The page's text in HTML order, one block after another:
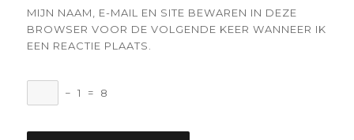
MIJN NAAM, E-MAIL EN SITE BEWAREN IN DEZE
BROWSER VOOR DE VOLGENDE KEER WANNEER IK
EEN REACTIE PLAATS.
− 1 = 8